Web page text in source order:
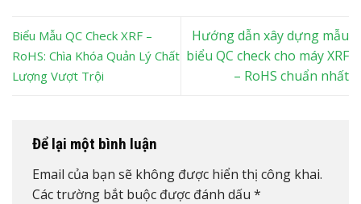
Biểu Mẫu QC Check XRF –
RoHS: Chìa Khóa Quản Lý Chất
Lượng Vượt Trội
Hướng dẫn xây dựng mẫu
biểu QC check cho máy XRF
– RoHS chuẩn nhất
Để lại một bình luận
Email của bạn sẽ không được hiển thị công khai.
Các trường bắt buộc được đánh dấu *